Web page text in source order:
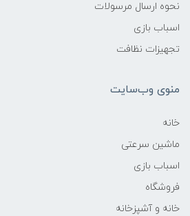
نحوه ارسال مرسولات
اسباب بازی
تجهیزات نظافت
منوی وب‌سایت
خانه
ماشین سرعتی
اسباب بازی
فروشگاه
خانه و آشپزخانه